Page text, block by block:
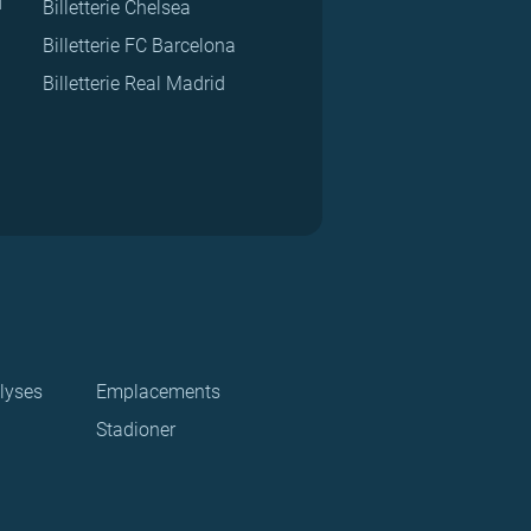
Billetterie Chelsea
Billetterie FC Barcelona
Billetterie Real Madrid
Emplacements
Stadioner